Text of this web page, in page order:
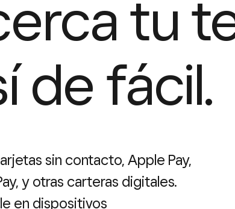
tu
de fácil.
sin contacto, Apple Pay,
y otras carteras digitales.
en dispositivos